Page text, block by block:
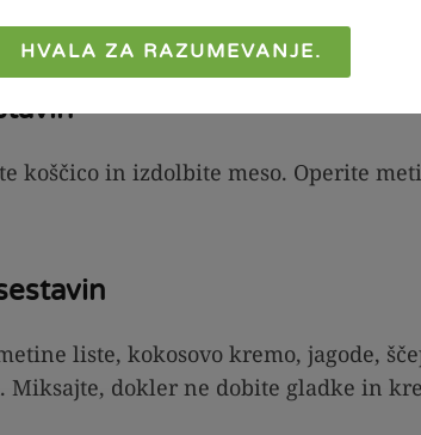
koščico in izdolbite meso. Operite
liste, kokosovo kremo, jagode,
dokler ne dobite gladke in
HVALA ZA RAZUMEVANJE.